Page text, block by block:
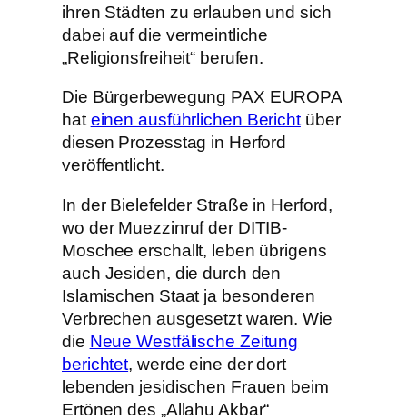
ihren Städten zu erlauben und sich
dabei auf die vermeintliche
„Religionsfreiheit“ berufen.
Die Bürgerbewegung PAX EUROPA
hateinen ausführlichen Berichtüber
diesen Prozesstag in Herford
veröffentlicht.
In der Bielefelder Straße in Herford,
wo der Muezzinruf der DITIB-
Moschee erschallt, leben übrigens
auch Jesiden, die durch den
Islamischen Staat ja besonderen
Verbrechen ausgesetzt waren. Wie
die Neue Westfälische Zeitung
berichtet, werde eine der dort
lebenden jesidischen Frauen beim
Ertönen des „Allahu Akbar“